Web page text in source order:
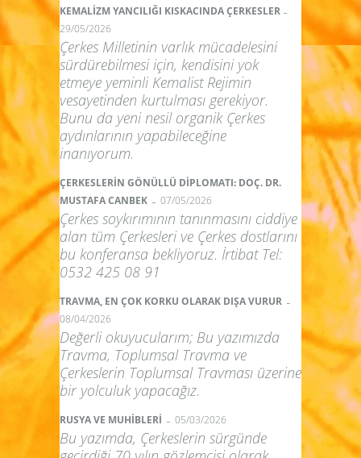
KEMALİZM YANCILIĞI KISKACINDA ÇERKESLER -
29/05/2026
Çerkes Milletinin varlık mücadelesini
sürdürebilmesi için, kendisini yok
etmeye yeminli Kemalist Rejimin
vesayetinden kurtulması gerekiyor.
Bunu da yeni nesil organik Çerkes
aydınlarının yapabileceğine
inanıyorum.
ÇERKESLERİN GÖNÜLLÜ DİPLOMATI: DOÇ. DR.
MUSTAFA CANBEK - 07/05/2026
Çerkes soykırımının tanınmasını ciddiye
alan tüm Çerkesleri ve Çerkes dostlarını
bu konferansa bekliyoruz. İrtibat Tel:
0532 425 08 91
TRAVMA, EN ÇOK KORKU OLARAK DIŞA VURUR -
08/04/2026
Değerli okuyucularım; Bu yazımızda
Travma, Toplumsal Travma ve
Çerkeslerin Toplumsal Travması üzerine
bir yolculuk yapacağız.
RUSYA VE MUHİBLERİ - 05/03/2026
Bu yazımda, Çerkeslerin sürgünde